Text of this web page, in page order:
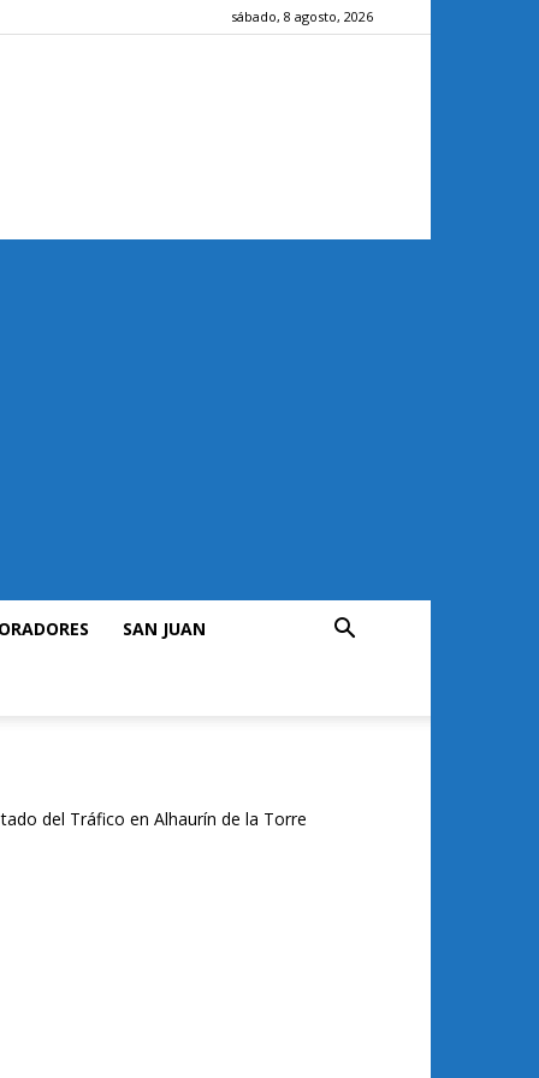
sábado, 8 agosto, 2026
SAN JUAN
del Tráfico en Alhaurín de la Torre